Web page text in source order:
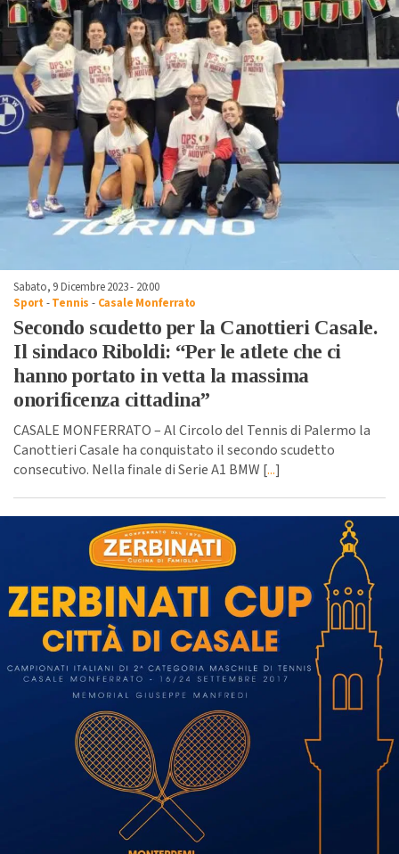
Sabato, 9 Dicembre 2023 - 20:00
Sport -Tennis - Casale Monferrato
Secondo scudetto per la Canottieri Casale.
Il sindaco Riboldi: “Per le atlete che ci
hanno portato in vetta la massima
onorificenza cittadina”
CASALE MONFERRATO – Al Circolo del Tennis di Palermo la
Canottieri Casale ha conquistato il secondo scudetto
consecutivo. Nella finale di Serie A1 BMW [...]